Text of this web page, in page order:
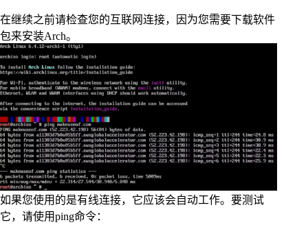
在继续之前请检查您的互联网连接，因为您需要下载软件
包来安装Arch。
如果您使用的是有线连接，它应该会自动工作。要测试
它，请使用ping命令：